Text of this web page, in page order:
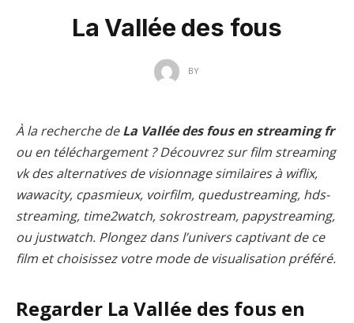
La Vallée des fous
BY
À la recherche deLa Vallée des fous en streaming fr
ou en téléchargement ? Découvrez sur film streaming
vk des alternatives de visionnage similaires à wiflix,
wawacity, cpasmieux, voirfilm, quedustreaming, hds-
streaming, time2watch, sokrostream, papystreaming,
ou justwatch. Plongez dans l’univers captivant de ce
film et choisissez votre mode de visualisation préféré.
Regarder La Vallée des fous en